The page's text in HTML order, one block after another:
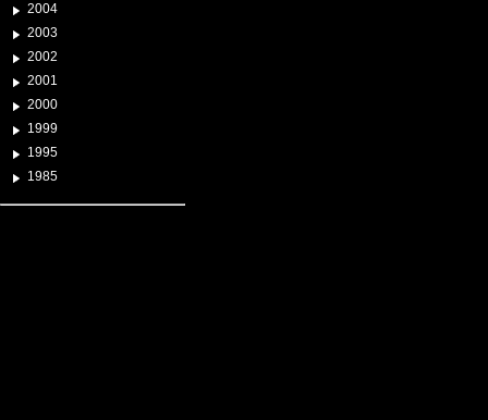
2004
2003
2002
2001
2000
1999
1995
1985